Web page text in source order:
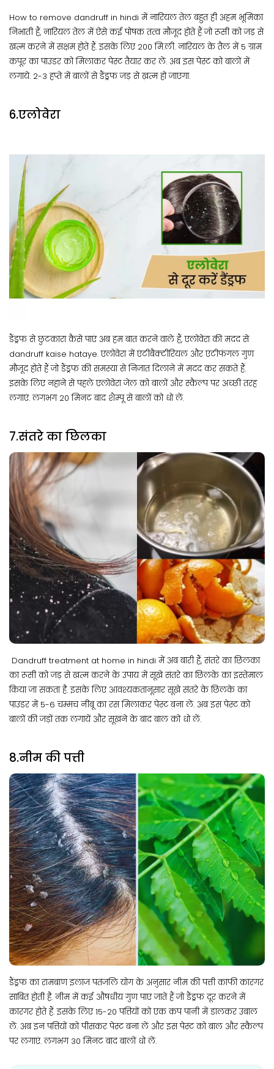
How to remove dandruff in hindi में नारियल तेल बहुत ही अहम भूमिका
निभाती हैं, नारियल तेल में ऐसे कई पोषक तत्व मौजूद होते हैं जो रूसी को जड़ से
खत्म करने में सक्षम होते हैं. इसके लिए 200 मि.ली. नारियल के तैल में 5 ग्राम
कपूर का पाउडर को मिलाकर पेस्ट तैयार कर लें. अब इस पेस्ट को बालों में
लगाये. 2-3 हप्ते में बालों से डैंड्रफ जड़ से ख़त्म हो जाएगा.
6.एलोवेरा
डैंड्रफ से छुटकारा कैसे पाएं अब हम बात करने वाले हैं, एलोवेरा की मदद से
dandruff kaise hataye. एलोवेरा में एंटीबैक्टीरियल और एंटीफंगल गुण
मौजूद होते हैं जो डैंड्रफ की समस्या से निजात दिलाने में मदद कर सकते हैं.
इसके लिए नहाने से पहले एलोवेरा जेल को बालों और स्कैल्प पर अच्छी तरह
लगाएं. लगभग 20 मिनट बाद शैम्पू से बालों को धो लें.
7.संतरे का छिलका
Dandruff treatment at home in hindi में अब बारी हैं, संतरे का छिलका
का रूसी को जड़ से खत्म करने के उपाय में सूखे संतरे का छिलके का इस्तेमाल
किया जा सकता है. इसके लिए आवश्यकतानूसार सूखे संतरे के छिलके का
पाउडर में 5-6 चम्मच नींबू का रस मिलाकर पेस्ट बना लें. अब इस पेस्ट को
बालों की जड़ों तक लगायें और सूखने के बाद बाल को धो लें.
8.नीम की पत्ती
डैंड्रफ का रामबाण इलाज पतंजलि योग के अनुसार नीम की पत्ती काफी कारगर
साबित होती है. नीम में कई औषधीय गुण पाए जाते हैं जो डैंड्रफ दूर करने में
कारगर होते हैं. इसके लिए 15-20 पत्तियों को एक कप पानी में डालकर उबाल
लें. अब इन पत्तियों को पीसकर पेस्ट बना लें और इस पेस्ट को बाल और स्कैल्प
पर लगाएं. लगभग 30 मिनट बाद बालों धो लें.